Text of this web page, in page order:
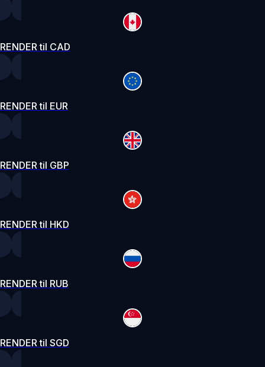
RENDER til CAD
RENDER til EUR
RENDER til GBP
RENDER til HKD
RENDER til RUB
RENDER til SGD